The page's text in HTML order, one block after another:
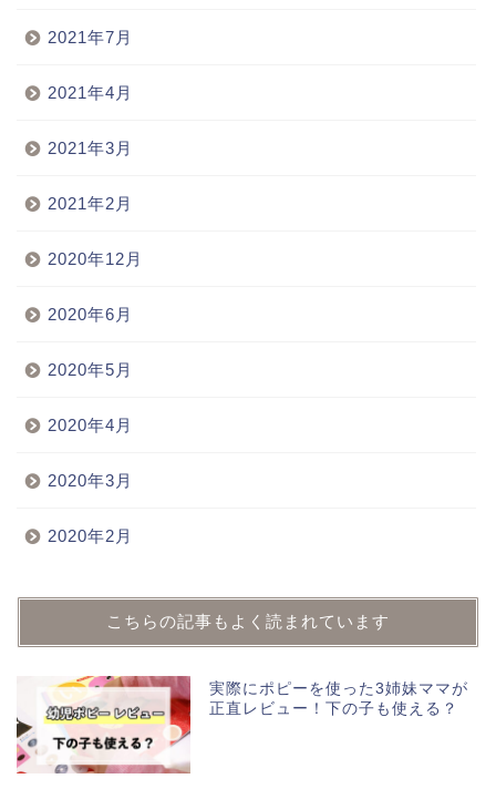
2021年7月
2021年4月
2021年3月
2021年2月
2020年12月
2020年6月
2020年5月
2020年4月
2020年3月
2020年2月
こちらの記事もよく読まれています
実際にポピーを使った3姉妹ママが
正直レビュー！下の子も使える？